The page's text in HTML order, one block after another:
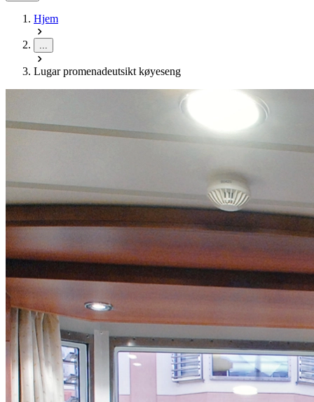
Hjem
Lugar promenadeutsikt køyeseng